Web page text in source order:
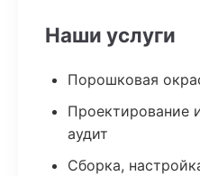
Наши услуги
Порошковая
Проектирование
аудит
Сборка,